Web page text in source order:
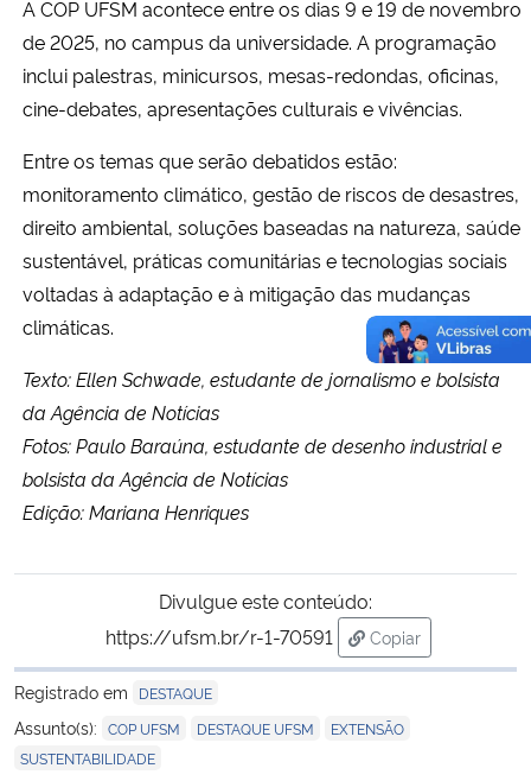
A COP UFSM acontece entre os dias 9 e 19 de novembro
de 2025, no campus da universidade. A programação
inclui palestras, minicursos, mesas-redondas, oficinas,
cine-debates, apresentações culturais e vivências.
Entre os temas que serão debatidos estão:
monitoramento climático, gestão de riscos de desastres,
direito ambiental, soluções baseadas na natureza, saúde
sustentável, práticas comunitárias e tecnologias sociais
voltadas à adaptação e à mitigação das mudanças
climáticas.
Texto: Ellen Schwade, estudante de jornalismo e bolsista
da Agência de Notícias
Fotos: Paulo Baraúna, estudante de desenho industrial e
bolsista da Agência de Notícias
Edição: Mariana Henriques
Divulgue este conteúdo:
https://ufsm.br/r-1-70591
Copiar
para área de
Registrado em
DESTAQUE
Assunto(s): COP UFSM DESTAQUE UFSM EXTENSÃO
SUSTENTABILIDADE